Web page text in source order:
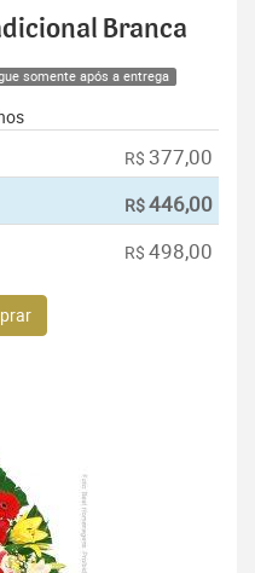
Branca
somente após a entrega
R$ 377,00
R$446,00
R$ 498,00